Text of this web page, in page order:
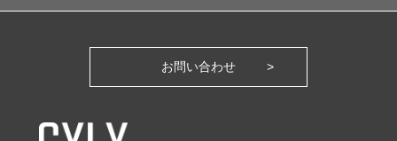
お問い合わせ